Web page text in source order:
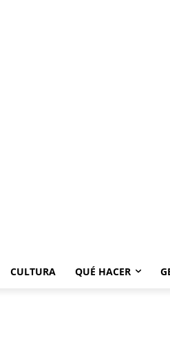
CULTURA QUÉ HACER